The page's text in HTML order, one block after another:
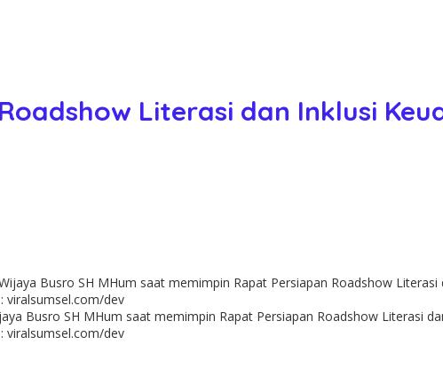
Literasi dan Inklusi
Busro SH MHum saat memimpin Rapat Persiapan Roadshow Literasi
viralsumsel.com/dev